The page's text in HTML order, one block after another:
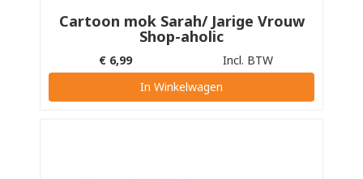
Cartoon mok Sarah/ Jarige Vrouw
Shop-aholic
€ 6,99
Incl. BTW
In Winkelwagen